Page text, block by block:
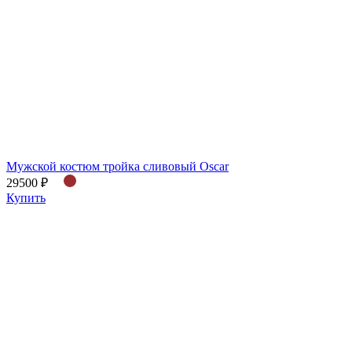
Мужской костюм тройка сливовый Oscar
29500 ₽
Купить